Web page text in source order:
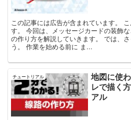
この記事には広告が含まれています。
す。 今回は、メッセージカードの装飾
の作り方を解説していきます。 では、
う。 作業を始める前に ま...
チュートリアル
地図に使
レで描く
アル